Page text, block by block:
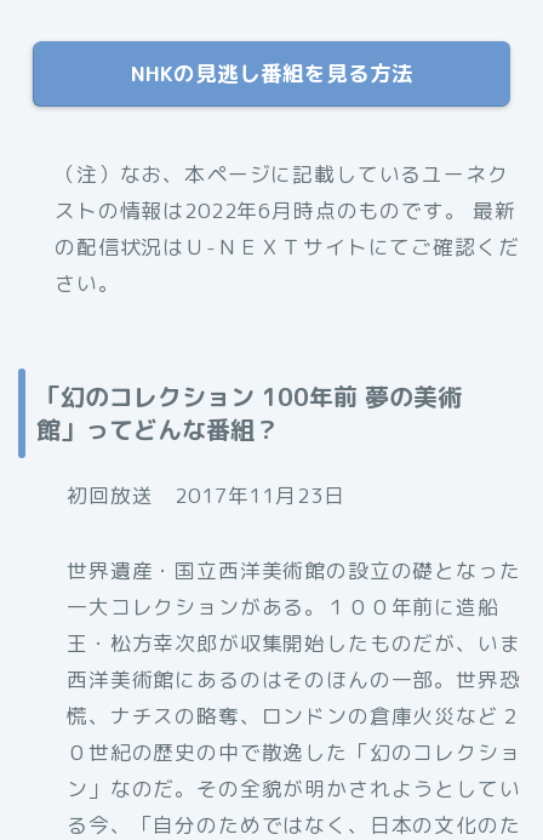
NHKの見逃し番組を見る方法
（注）なお、本ページに記載しているユーネク
ストの情報は2022年6月時点のものです。 最新
の配信状況はＵ-ＮＥＸＴサイトにてご確認くだ
さい。
「幻のコレクション 100年前 夢の美術
館」ってどんな番組？
初回放送 2017年11月23日
世界遺産・国立西洋美術館の設立の礎となった
一大コレクションがある。１００年前に造船
王・松方幸次郎が収集開始したものだが、いま
西洋美術館にあるのはそのほんの一部。世界恐
慌、ナチスの略奪、ロンドンの倉庫火災など２
０世紀の歴史の中で散逸した「幻のコレクショ
ン」なのだ。その全貌が明かされようとしてい
る今、「自分のためではなく、日本の文化のた